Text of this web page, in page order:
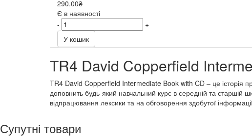
290.00₴
Є в наявності
-
+
У кошик
TR4 David Copperfield
TR4 David Copperfield Intermediate Book with CD – це історія
доповнить будь-який навчальний курс в середній та старшій
відпрацювання лексики та на обговорення здобутої
Супутні товари